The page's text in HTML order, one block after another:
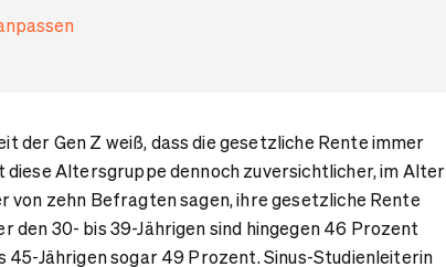
der Gen Z weiß, dass die gesetzliche Rente immer
Altersgruppe dennoch zuversichtlicher, im Alter
von zehn Befragten sagen, ihre gesetzliche Rente
den 30- bis 39-Jährigen sind hingegen 46 Prozent
45-Jährigen sogar 49 Prozent. Sinus-Studienleiterin